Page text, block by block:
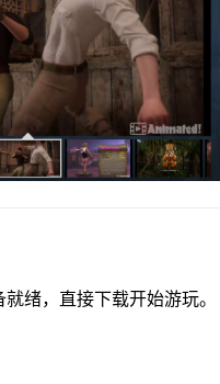
绪，直接下载开始游玩。